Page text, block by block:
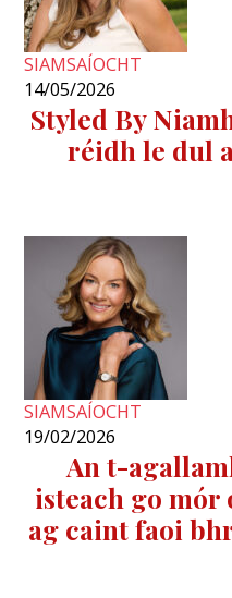
SIAMSAÍOCHT
14/05/2026
Styled By
réidh le dul
SIAMSAÍOCHT
19/02/2026
An t-
isteach go
ag caint faoi